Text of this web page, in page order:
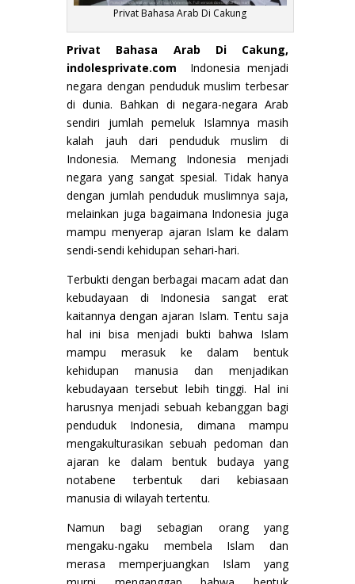
Privat Bahasa Arab Di Cakung
Privat Bahasa Arab Di Cakung,
indolesprivate.com Indonesia menjadi
negara dengan penduduk muslim terbesar
di dunia. Bahkan di negara-negara Arab
sendiri jumlah pemeluk Islamnya masih
kalah jauh dari penduduk muslim di
Indonesia. Memang Indonesia menjadi
negara yang sangat spesial. Tidak hanya
dengan jumlah penduduk muslimnya saja,
melainkan juga bagaimana Indonesia juga
mampu menyerap ajaran Islam ke dalam
sendi-sendi kehidupan sehari-hari.
Terbukti dengan berbagai macam adat dan
kebudayaan di Indonesia sangat erat
kaitannya dengan ajaran Islam. Tentu saja
hal ini bisa menjadi bukti bahwa Islam
mampu merasuk ke dalam bentuk
kehidupan manusia dan menjadikan
kebudayaan tersebut lebih tinggi. Hal ini
harusnya menjadi sebuah kebanggan bagi
penduduk Indonesia, dimana mampu
mengakulturasikan sebuah pedoman dan
ajaran ke dalam bentuk budaya yang
notabene terbentuk dari kebiasaan
manusia di wilayah tertentu.
Namun bagi sebagian orang yang
mengaku-ngaku membela Islam dan
merasa memperjuangkan Islam yang